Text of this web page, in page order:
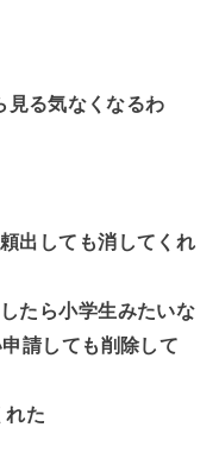
見る気なくなるわ
出しても消してくれ
たら小学生みたいな
請しても削除して
れた